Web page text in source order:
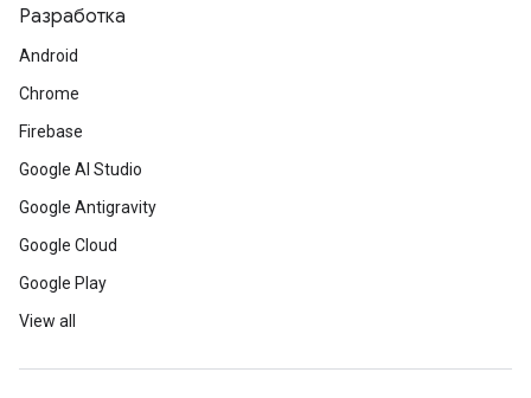
Разработка
Android
Chrome
Firebase
Google AI Studio
Google Antigravity
Google Cloud
Google Play
View all